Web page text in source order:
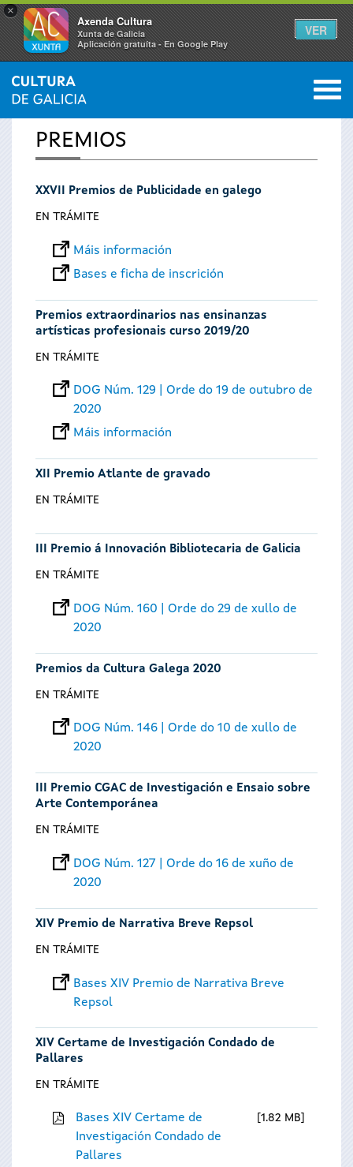
×
Axenda Cultura
Xunta de Galicia
Aplicación gratuíta - En Google Play
VER
Vostede
está
aquí
INICIO 0
PREMIOS
XXVII Premios de Publicidade en galego
EN TRÁMITE
Máis información
Bases e ficha de inscrición
Premios extraordinarios nas ensinanzas
artísticas profesionais curso 2019/20
EN TRÁMITE
DOG Núm. 129 | Orde do 19 de outubro de
2020
Máis información
XII Premio Atlante de gravado
EN TRÁMITE
III Premio á Innovación Bibliotecaria de Galicia
EN TRÁMITE
DOG Núm. 160 | Orde do 29 de xullo de
2020
Premios da Cultura Galega 2020
EN TRÁMITE
DOG Núm. 146 | Orde do 10 de xullo de
2020
III Premio CGAC de Investigación e Ensaio sobre
Arte Contemporánea
EN TRÁMITE
DOG Núm. 127 | Orde do 16 de xuño de
2020
XIV Premio de Narrativa Breve Repsol
EN TRÁMITE
Bases XIV Premio de Narrativa Breve
Repsol
XIV Certame de Investigación Condado de
Pallares
EN TRÁMITE
Bases XIV Certame de
Investigación Condado de
Pallares
1.82 MB